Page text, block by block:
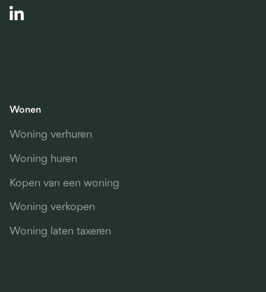
Wonen
Woning verhuren
Woning huren
Kopen van een woning
Woning verkopen
Woning laten taxeren